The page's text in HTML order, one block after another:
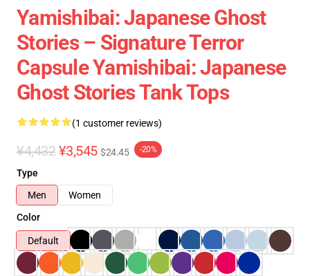
Yamishibai: Japanese Ghost
Stories – Signature Terror
Capsule Yamishibai: Japanese
Ghost Stories Tank Tops
(1 customer reviews)
¥4,432 ¥3,545 $24.45 -20%
Type
Men
Women
Color
Default